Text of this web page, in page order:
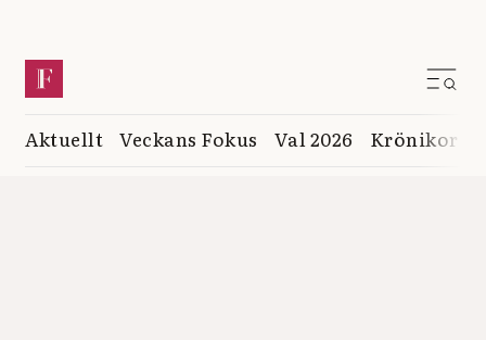
Aktuellt Veckans Fokus Val 2026 Krönikor